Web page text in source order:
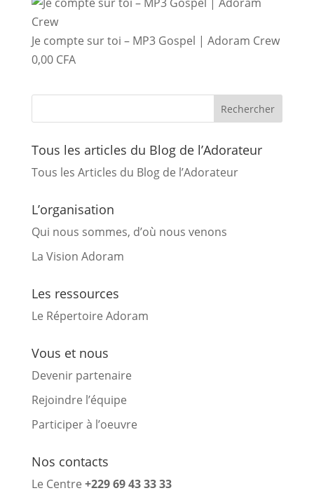
Je compte sur toi – MP3 Gospel | Adoram Crew
0,00 CFA
Tous les articles du Blog de l’Adorateur
Tous les Articles du Blog de l’Adorateur
L’organisation
Qui nous sommes, d’où nous venons
La Vision Adoram
Les ressources
Le Répertoire Adoram
Vous et nous
Devenir partenaire
Rejoindre l’équipe
Participer à l’oeuvre
Nos contacts
Le Centre +229 69 43 33 33